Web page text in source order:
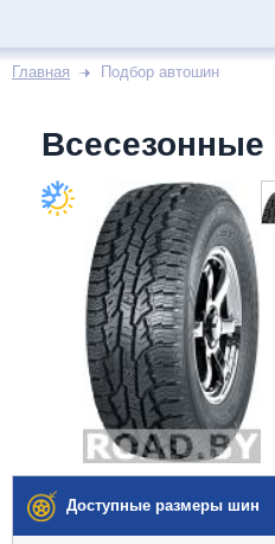
Главная Подбор автошин
Всесезонные
Доступные размеры шин